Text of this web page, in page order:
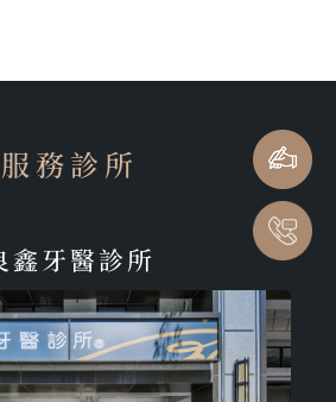
服務診所
鑫牙醫診所